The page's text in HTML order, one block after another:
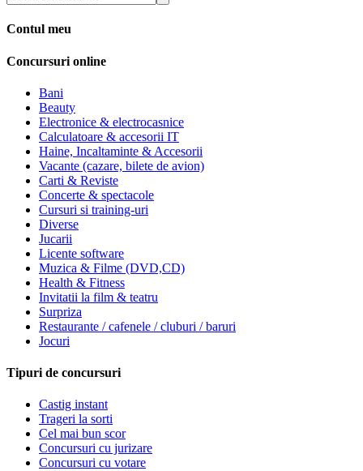
Contul meu
Concursuri online
Bani
Beauty
Electronice & electrocasnice
Calculatoare & accesorii IT
Haine, Incaltaminte & Accesorii
Vacante (cazare, bilete de avion)
Carti & Reviste
Concerte & spectacole
Cursuri si training-uri
Diverse
Jucarii
Licente software
Muzica & Filme (DVD,CD)
Health & Fitness
Invitatii la film & teatru
Surpriza
Restaurante / cafenele / cluburi / baruri
Jocuri
Tipuri de concursuri
Castig instant
Trageri la sorti
Cel mai bun scor
Concursuri cu jurizare
Concursuri cu votare